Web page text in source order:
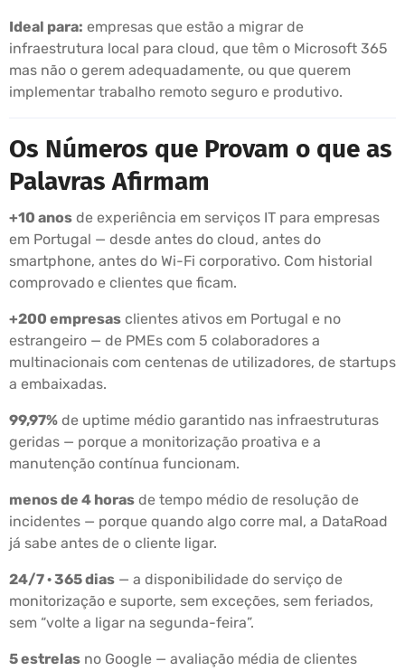
Ideal para: empresas que estão a migrar de
infraestrutura local para cloud, que têm o Microsoft 365
mas não o gerem adequadamente, ou que querem
implementar trabalho remoto seguro e produtivo.
Os Números que Provam o que as
Palavras Afirmam
+10 anos de experiência em serviços IT para empresas
em Portugal — desde antes do cloud, antes do
smartphone, antes do Wi-Fi corporativo. Com historial
comprovado e clientes que ficam.
+200 empresas clientes ativos em Portugal e no
estrangeiro — de PMEs com 5 colaboradores a
multinacionais com centenas de utilizadores, de startups
a embaixadas.
99,97% de uptime médio garantido nas infraestruturas
geridas — porque a monitorização proativa e a
manutenção contínua funcionam.
menos de 4 horas de tempo médio de resolução de
incidentes — porque quando algo corre mal, a DataRoad
já sabe antes de o cliente ligar.
24/7 · 365 dias — a disponibilidade do serviço de
monitorização e suporte, sem exceções, sem feriados,
sem “volte a ligar na segunda-feira”.
5 estrelas no Google — avaliação média de clientes